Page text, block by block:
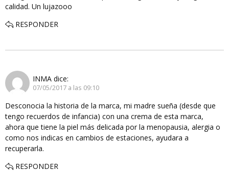
calidad. Un lujazooo
RESPONDER
INMA dice:
07/05/2017 a las 09:10
Desconocia la historia de la marca, mi madre sueña (desde que
tengo recuerdos de infancia) con una crema de esta marca,
ahora que tiene la piel más delicada por la menopausia, alergia o
como nos indicas en cambios de estaciones, ayudara a
recuperarla.
RESPONDER